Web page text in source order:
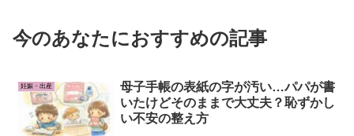
今のあなたにおすすめの記事
妊娠・出産
母子手帳の表紙の字が汚い…パパが書
いたけどそのままで大丈夫？恥ずかし
い不安の整え方